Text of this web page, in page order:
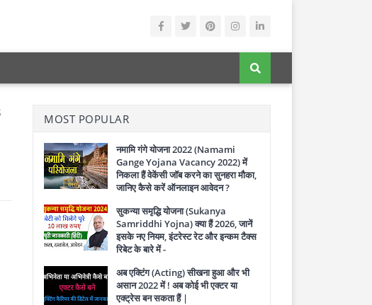
MOST POPULAR
नमामि गंगे योजना 2022 (Namami
Gange Yojana Vacancy 2022) में
निकला हैं वेकेंसी जॉब करने का सुनहरा मौका,
जानिए कैसे करें ऑनलाइन आवेदन ?
सुकन्या समृद्धि योजना (Sukanya
Samriddhi Yojna) क्या हैं 2026, जानें
इसके नए नियम, इंटरेस्ट रेट और इन्कम टैक्स
रिबेट के बारे में -
अब एक्टिंग (Acting) सीखना हुआ और भी
असान 2022 में ! अब कोई भी एक्टर या
एक्ट्रेस बन सकता हैं |